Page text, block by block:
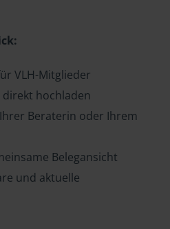
VLH-Mitglieder
direkt hochladen
Beraterin oder Ihrem
Belegansicht
und aktuelle